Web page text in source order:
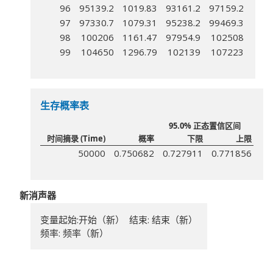
96
95139.2 1019.83 93161.2
97159.2
97
97330.7 1079.31 95238.2
99469.3
98
100206 1161.47 97954.9
102508
99
104650 1296.79 102139 107223
生存概率表
95.0% 正态置信区间
时间摘录 (Time)
概率 下限 上限
50000 0.750682 0.727911 0.771856
新消声器
变量起始:开始（新） 结束: 结束（新）
频率: 频率（新）